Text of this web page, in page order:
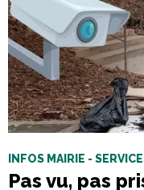
INFOS MAIRIE -
Pas vu, pas